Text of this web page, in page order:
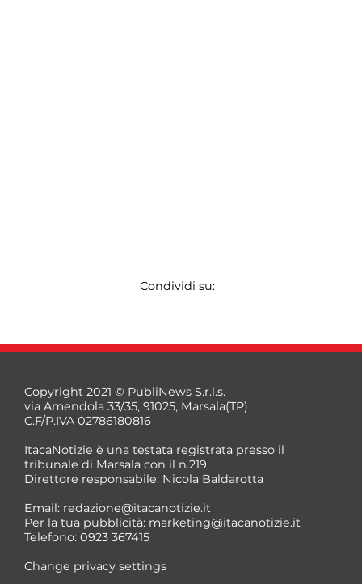
Condividi su:
Copyright 2021 © PubliNews S.r.l.s.
via Amendola 33/35, 91025, Marsala(TP)
C.F/P.IVA 02786180816
ItacaNotizie è una testata registrata presso il
tribunale di Marsala con il n.219
Direttore responsabile: Nicola Baldarotta
Email: redazione@itacanotizie.it
Per la tua pubblicità: marketing@itacanotizie.it
Telefono: 0923 367415
Change privacy settings